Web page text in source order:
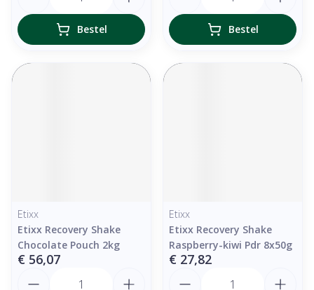
Bestel Bestel
Etixx
Etixx Recovery Shake
Chocolate Pouch 2kg
€ 56,07
Etixx
Etixx Recovery Shake
Raspberry-kiwi Pdr 8x50g
€ 27,82